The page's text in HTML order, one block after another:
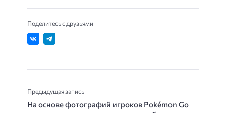
Поделитесь с друзьями
Предыдущая запись
На основе фотографий игроков Pokémon Go